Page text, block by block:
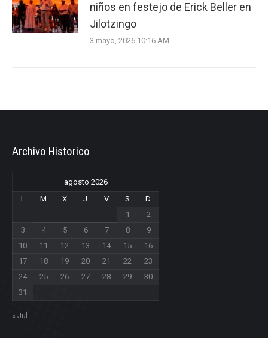
niños en festejo de Erick Beller en
Jilotzingo
3 mayo, 2026 10:16 AM
Archivo Historico
agosto 2026
L
M X J V S
D
1
2
3
4 5 6 7 8
9
10
11 12 13 14 15
16
17
18 19 20 21 22
23
24
25 26 27 28 29
30
31
« Jul